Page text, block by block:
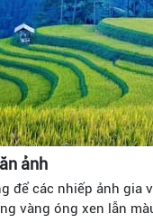
ảnh
để các nhiếp ảnh gia
vàng óng xen lẫn